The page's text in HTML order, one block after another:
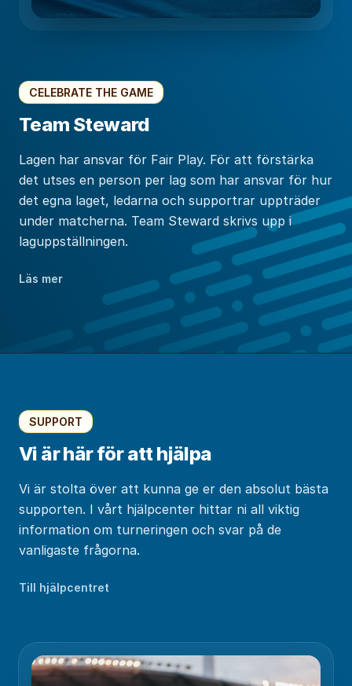
CELEBRATE THE GAME
Team Steward
Lagen har ansvar för Fair Play. För att förstärka
det utses en person per lag som har ansvar för hur
det egna laget, ledarna och supportrar uppträder
under matcherna. Team Steward skrivs upp i
laguppställningen.
Läs mer
SUPPORT
Vi är här för att hjälpa
Vi är stolta över att kunna ge er den absolut bästa
supporten. I vårt hjälpcenter hittar ni all viktig
information om turneringen och svar på de
vanligaste frågorna.
Till hjälpcentret